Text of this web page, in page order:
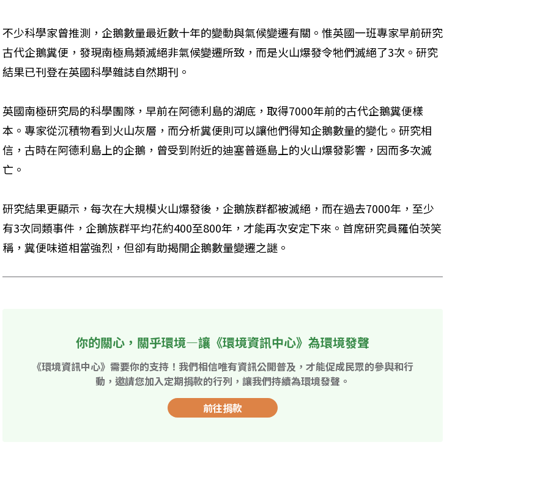
不少科學家曾推測，企鵝數量最近數十年的變動與氣候變遷有關。惟英國一班專家早前研究
古代企鵝糞便，發現南極鳥類滅絕非氣候變遷所致，而是火山爆發令牠們滅絕了3次。研究
結果已刊登在英國科學雜誌自然期刊。
英國南極研究局的科學團隊，早前在阿德利島的湖底，取得7000年前的古代企鵝糞便樣
本。專家從沉積物看到火山灰層，而分析糞便則可以讓他們得知企鵝數量的變化。研究相
信，古時在阿德利島上的企鵝，曾受到附近的迪塞普遜島上的火山爆發影響，因而多次滅
亡。
研究結果更顯示，每次在大規模火山爆發後，企鵝族群都被滅絕，而在過去7000年，至少
有3次同類事件，企鵝族群平均花約400至800年，才能再次安定下來。首席研究員羅伯茨笑
稱，糞便味道相當強烈，但卻有助揭開企鵝數量變遷之謎。
你的關心，關乎環境—讓《環境資訊中心》為環境發聲
《環境資訊中心》需要你的支持！我們相信唯有資訊公開普及，才能促成民眾的參與和行
動，邀請您加入定期捐款的行列，讓我們持續為環境發聲。
前往捐款